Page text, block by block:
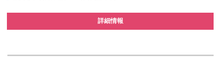
詳細情報